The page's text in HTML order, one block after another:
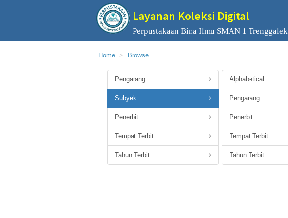
Layanan Koleksi Digital
Perpustakaan Bina Ilmu SMAN 1 Trenggalek
Home Browse
Pengarang
Subyek
Penerbit
Tempat Terbit
Tahun Terbit
Alphabetical
Pengarang
Penerbit
Tempat Terbit
Tahun Terbit